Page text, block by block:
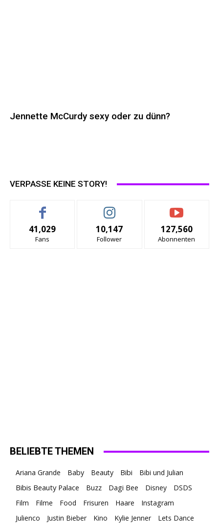
Jennette McCurdy sexy oder zu dünn?
VERPASSE KEINE STORY!
41,029
Fans
10,147
Follower
127,560
Abonnenten
BELIEBTE THEMEN
Ariana Grande Baby Beauty Bibi Bibi und Julian
Bibis Beauty Palace Buzz Dagi Bee Disney
DSDS
Film
Filme Food Frisuren Haare
Instagram
Julienco
Justin Bieber Kino Kylie Jenner
Lets Dance